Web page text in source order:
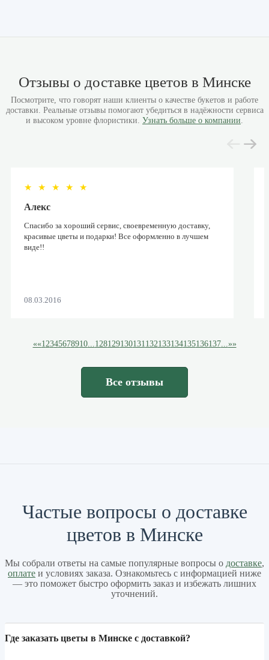
Отзывы о доставке цветов в Минске
Посмотрите, что говорят наши клиенты о качестве букетов и работе
доставки. Реальные отзывы помогают убедиться в надёжности сервиса
и высоком уровне флористики. Узнать больше о компании.
★ ★ ★ ★ ★
Алекс
Спасибо за хороший сервис, своевременную доставку,
красивые цветы и подарки! Все оформленно в лучшем
виде!!
08.03.2016
««12345678910...128129130131132133134135136137...»»
Все отзывы
Частые вопросы о доставке
цветов в Минске
Мы собрали ответы на самые популярные вопросы о доставке,
оплате и условиях заказа. Ознакомьтесь с информацией ниже
— это поможет быстро оформить заказ и избежать лишних
уточнений.
Где заказать цветы в Минске с доставкой?